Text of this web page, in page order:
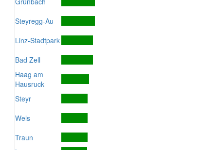
Steyregg-Au
Linz-Stadtpark
Bad Zell
Haag am
Hausruck
Steyr
Wels
Traun